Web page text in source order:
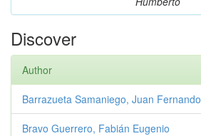
Discover
Author
Barrazueta Samaniego, Juan Fernando
Bravo Guerrero, Fabián Eugenio